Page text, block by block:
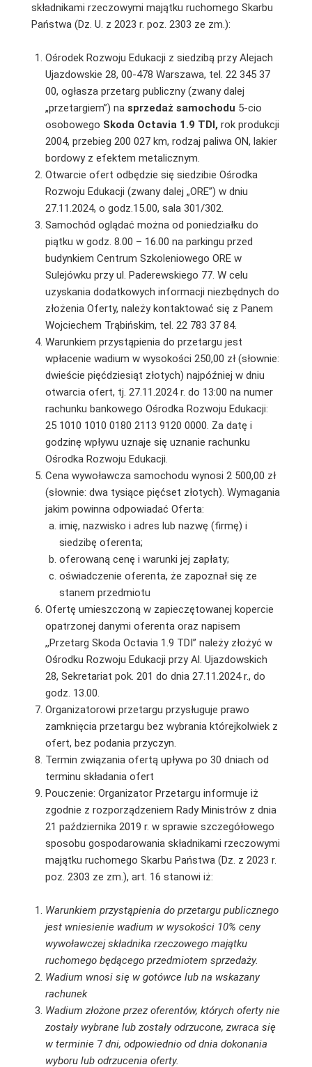
składnikami rzeczowymi majątku ruchomego Skarbu
Państwa (Dz. U. z 2023 r. poz. 2303 ze zm.):
Ośrodek Rozwoju Edukacji z siedzibą przy Alejach
Ujazdowskie 28, 00-478 Warszawa, tel. 22 345 37
00, ogłasza przetarg publiczny (zwany dalej
„przetargiem”) na sprzedaż samochodu 5-cio
osobowego Skoda Octavia 1.9 TDI, rok produkcji
2004, przebieg 200 027 km, rodzaj paliwa ON, lakier
bordowy z efektem metalicznym.
Otwarcie ofert odbędzie się siedzibie Ośrodka
Rozwoju Edukacji (zwany dalej „ORE”) w dniu
27.11.2024, o godz.15.00, sala 301/302.
Samochód oglądać można od poniedziałku do
piątku w godz. 8.00 – 16.00 na parkingu przed
budynkiem Centrum Szkoleniowego ORE w
Sulejówku przy ul. Paderewskiego 77. W celu
uzyskania dodatkowych informacji niezbędnych do
złożenia Oferty, należy kontaktować się z Panem
Wojciechem Trąbińskim, tel. 22 783 37 84.
Warunkiem przystąpienia do przetargu jest
wpłacenie wadium w wysokości 250,00 zł (słownie:
dwieście pięćdziesiąt złotych) najpóźniej w dniu
otwarcia ofert, tj. 27.11.2024 r. do 13:00 na numer
rachunku bankowego Ośrodka Rozwoju Edukacji:
25 1010 1010 0180 2113 9120 0000. Za datę i
godzinę wpływu uznaje się uznanie rachunku
Ośrodka Rozwoju Edukacji.
Cena wywoławcza samochodu wynosi 2 500,00 zł
(słownie: dwa tysiące pięćset złotych). Wymagania
jakim powinna odpowiadać Oferta:
imię, nazwisko i adres lub nazwę (firmę) i
siedzibę oferenta;
oferowaną cenę i warunki jej zapłaty;
oświadczenie oferenta, że zapoznał się ze
stanem przedmiotu
Ofertę umieszczoną w zapieczętowanej kopercie
opatrzonej danymi oferenta oraz napisem
,,Przetarg Skoda Octavia 1.9 TDI” należy złożyć w
Ośrodku Rozwoju Edukacji przy Al. Ujazdowskich
28, Sekretariat pok. 201 do dnia 27.11.2024 r., do
godz. 13.00.
Organizatorowi przetargu przysługuje prawo
zamknięcia przetargu bez wybrania którejkolwiek z
ofert, bez podania przyczyn.
Termin związania ofertą upływa po 30 dniach od
terminu składania ofert
Pouczenie: Organizator Przetargu informuje iż
zgodnie z rozporządzeniem Rady Ministrów z dnia
21 października 2019 r. w sprawie szczegółowego
sposobu gospodarowania składnikami rzeczowymi
majątku ruchomego Skarbu Państwa (Dz. z 2023 r.
poz. 2303 ze zm.), art. 16 stanowi iż:
Warunkiem przystąpienia do przetargu publicznego
jest wniesienie wadium w wysokości 10% ceny
wywoławczej składnika rzeczowego majątku
ruchomego będącego przedmiotem sprzedaży.
Wadium wnosi się w gotówce lub na wskazany
rachunek
Wadium złożone przez oferentów, których oferty nie
zostały wybrane lub zostały odrzucone, zwraca się
w terminie 7 dni, odpowiednio od dnia dokonania
wyboru lub odrzucenia oferty.